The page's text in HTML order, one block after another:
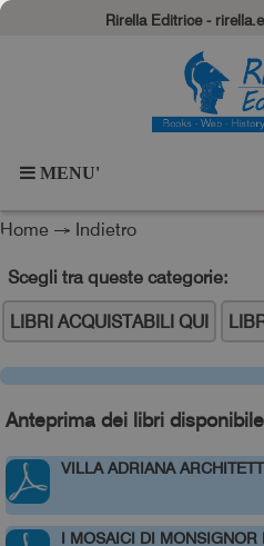
Rirella Editrice -
MENU'
Home → Indietro
Scegli tra queste categorie:
LIBRI ACQUISTABILI QUI
Anteprima dei libri
VILLA ADRIANA
I MOSAICI DI MONSIGNOR